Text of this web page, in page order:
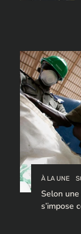
À LA UNE
Selon
s’impose